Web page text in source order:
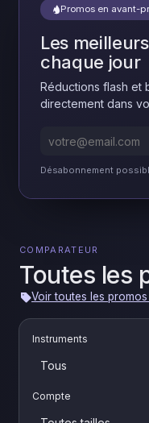
Promos en avant-
Les
chaque jour
Réductions flash et
directement dans
Désabonnement
COMPARATEUR
Toutes les
Voir toutes les
Instruments
Compte